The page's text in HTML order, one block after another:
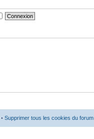
• Supprimer tous les cookies du forum